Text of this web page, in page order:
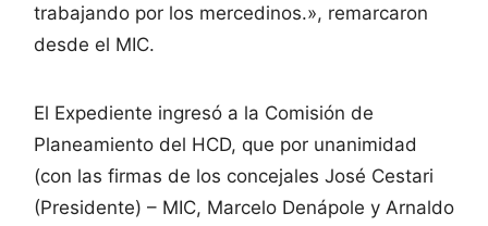
trabajando por los mercedinos.», remarcaron
desde el MIC.
El Expediente ingresó a la Comisión de
Planeamiento del HCD, que por unanimidad
(con las firmas de los concejales José Cestari
(Presidente) – MIC, Marcelo Denápole y Arnaldo